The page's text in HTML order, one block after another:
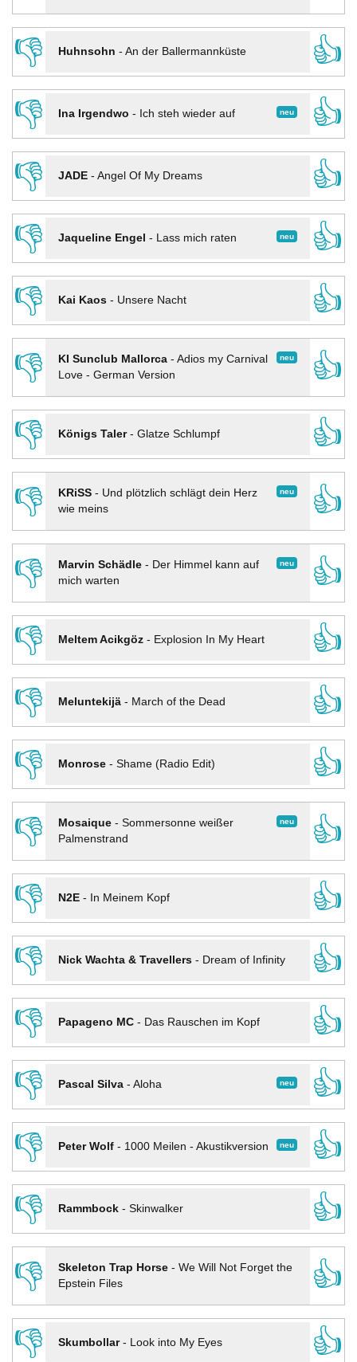
👎
Huhnsohn - An der Ballermannküste
👍
👎
neu
Ina Irgendwo - Ich steh wieder auf
👍
👎
JADE- Angel Of My Dreams
👍
👎
neu
Jaqueline Engel - Lass mich raten
👍
👎
Kai Kaos- Unsere Nacht
👍
👎
neu
KI Sunclub Mallorca- Adios my Carnival
Love - German Version
👍
👎
Königs Taler- Glatze Schlumpf
👍
👎
neu
KRiSS- Und plötzlich schlägt dein Herz
wie meins
👍
👎 neu
Marvin Schädle- Der Himmel kann auf
mich warten
👍
👎
Meltem Acikgöz- Explosion In My Heart
👍
👎
Meluntekijä- March of the Dead
👍
👎
Monrose- Shame (Radio Edit)
👍
👎
neu
Mosaique- Sommersonne weißer
Palmenstrand
👍
👎
N2E- In Meinem Kopf
👍
👎
Nick Wachta & Travellers- Dream of Infinity
👍
👎
Papageno MC- Das Rauschen im Kopf
👍
👎
neu
Pascal Silva- Aloha
👍
👎
neu
Peter Wolf- 1000 Meilen - Akustikversion
👍
👎
Rammbock- Skinwalker
👍
👎
Skeleton Trap Horse- We Will Not Forget the
Epstein Files
👍
👎
Skumbollar- Look into My Eyes
👍